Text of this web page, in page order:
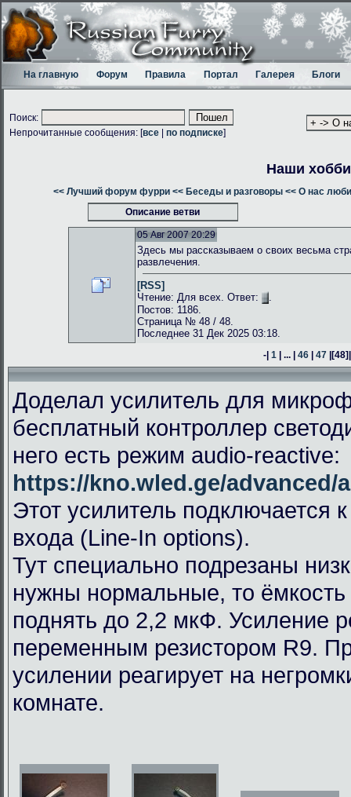
На главную Форум Правила Портал Галерея Блоги
Поиск:
Непрочитанные сообщения: [все по подписке]
Наши хобби
<< Лучший форум фурри << Беседы и разговоры << О нас
Описание ветви
05 Авг 2007 20:29
Здесь мы рассказываем о своих весьма
развлечения.
[RSS]
Чтение: Для всех. Ответ:
.
Постов: 1186.
Страница № 48 / 48.
Последнее 31 Дек 2025 03:18.
-| 1 | ... | 46 | 47 |[48]
Доделал усилитель для
бесплатный контроллер
него есть режим audio-reactive:
https://kno.wled.ge/advanced/
Этот усилитель подключается
входа (Line-In options).
Тут специально подрезаны
нужны нормальные, то
поднять до 2,2 мкФ. Усиление
переменным резистором R9.
усилении реагирует на
комнате.